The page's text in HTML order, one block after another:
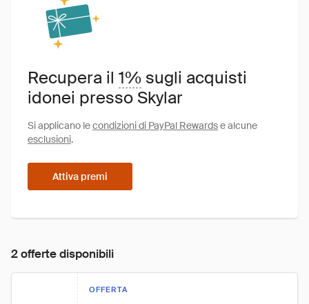
Recupera il 1% sugli acquisti
idonei presso Skylar
Si applicano lecondizioni di PayPal Rewardse alcune
esclusioni.
Attiva premi
2 offerte disponibili
OFFERTA